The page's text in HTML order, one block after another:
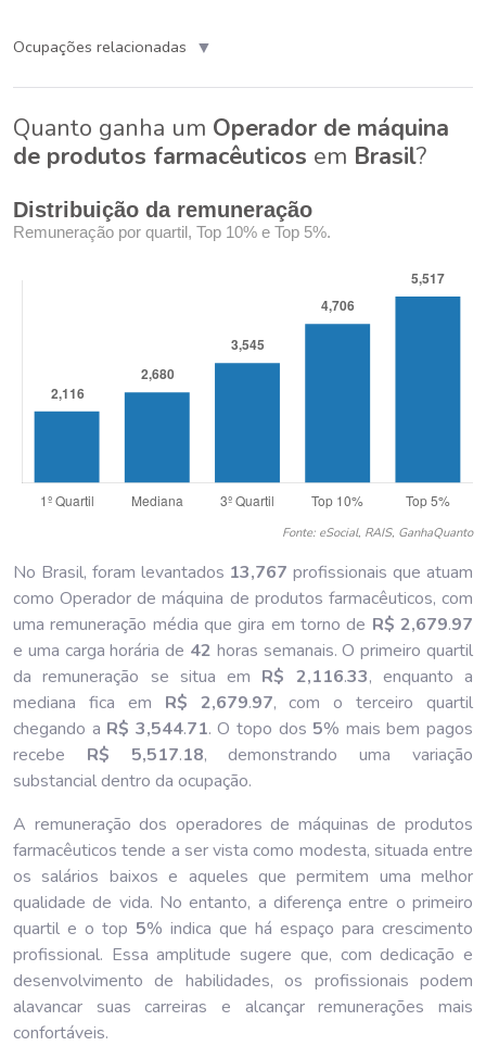
Ocupações relacionadas ▼
Quanto ganha um Operador de máquina
de produtos farmacêuticos em Brasil?
Distribuição da remuneração
Remuneração por quartil, Top 10% e Top 5%.
Fonte: eSocial, RAIS, GanhaQuanto
No Brasil, foram levantados 13,767 profissionais que atuam
como Operador de máquina de produtos farmacêuticos, com
uma remuneração média que gira em torno de R$ 2,679.97
e uma carga horária de 42 horas semanais. O primeiro quartil
da remuneração se situa em R$ 2,116.33, enquanto a
mediana fica em R$ 2,679.97, com o terceiro quartil
chegando a R$ 3,544.71. O topo dos 5% mais bem pagos
recebe R$ 5,517.18, demonstrando uma variação
substancial dentro da ocupação.
A remuneração dos operadores de máquinas de produtos
farmacêuticos tende a ser vista como modesta, situada entre
os salários baixos e aqueles que permitem uma melhor
qualidade de vida. No entanto, a diferença entre o primeiro
quartil e o top 5% indica que há espaço para crescimento
profissional. Essa amplitude sugere que, com dedicação e
desenvolvimento de habilidades, os profissionais podem
alavancar suas carreiras e alcançar remunerações mais
confortáveis.